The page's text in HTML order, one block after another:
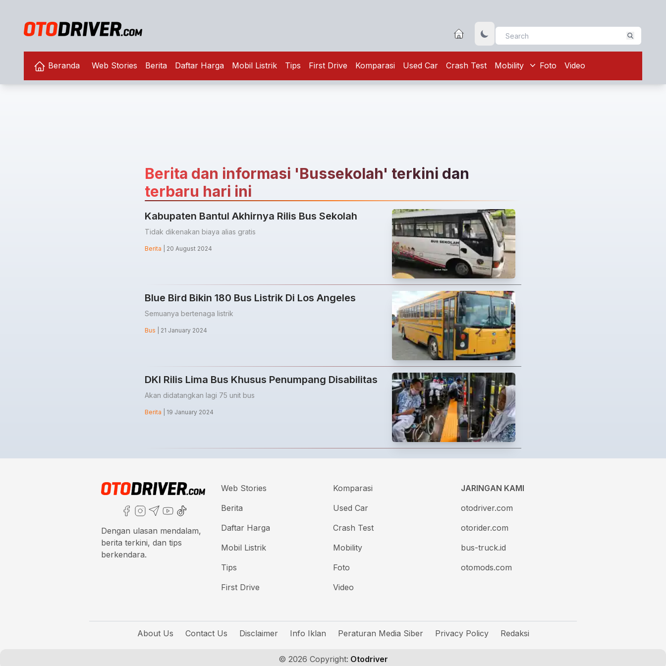
Beranda Web Stories Berita Daftar Harga Mobil Listrik Tips First Drive Komparasi Used Car Crash Test Mobility Foto Video
Berita dan informasi 'Bussekolah' terkini dan
terbaru hari ini
Kabupaten Bantul Akhirnya Rilis Bus Sekolah
Tidak dikenakan biaya alias gratis
Berita | 20 August 2024
Blue Bird Bikin 180 Bus Listrik Di Los Angeles
Semuanya bertenaga listrik
Bus | 21 January 2024
DKI Rilis Lima Bus Khusus Penumpang Disabilitas
Akan didatangkan lagi 75 unit bus
Berita | 19 January 2024
Dengan ulasan mendalam,
berita terkini, dan tips
berkendara.
Web Stories
Berita
Daftar Harga
Mobil Listrik
Tips
First Drive
Komparasi
Used Car
Crash Test
Mobility
Foto
Video
JARINGAN KAMI
otodriver.com
otorider.com
bus-truck.id
otomods.com
About Us Contact Us Disclaimer Info Iklan Peraturan Media Siber Privacy Policy Redaksi
© 2026 Copyright: Otodriver